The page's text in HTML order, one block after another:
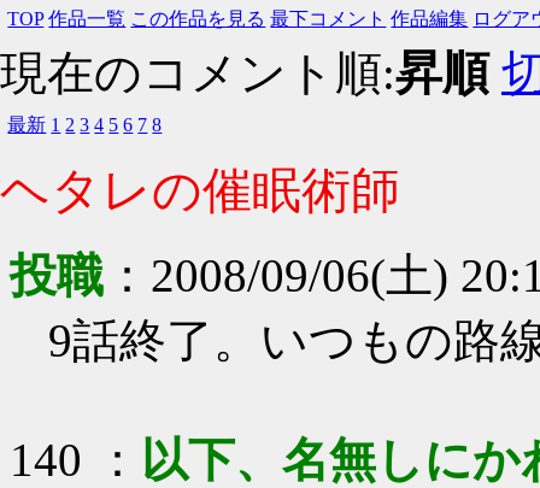
TOP 作品一覧 この作品を見る 最下コメント 作品編集 ログア
現在のコメント順:昇順
最新 1 2 3 4 5 6 7 8
ヘタレの催眠術師
投職 ： 2008/09/06(土)
9話終了。いつもの路
140 ： 以下、名無しに